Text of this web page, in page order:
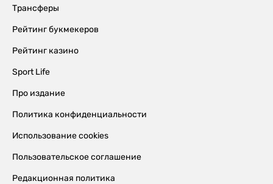
Трансферы
Рейтинг букмекеров
Рейтинг казино
Sport Life
Про издание
Политика конфиденциальности
Использование cookies
Пользовательское соглашение
Редакционная политика